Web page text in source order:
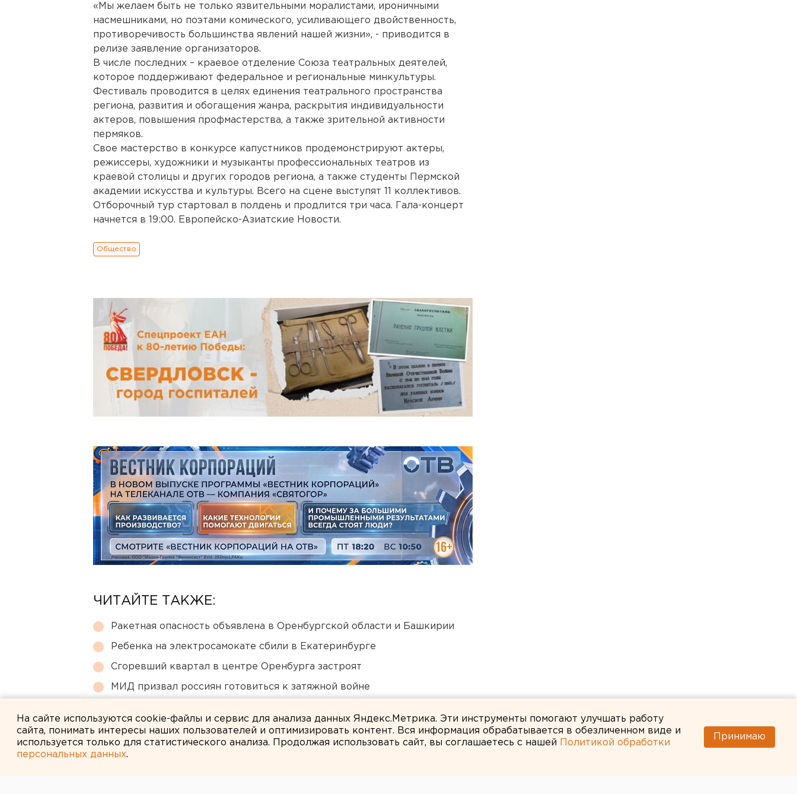
«Мы желаем быть не только язвительными моралистами, ироничными
насмешниками, но поэтами комического, усиливающего двойственность,
противоречивость большинства явлений нашей жизни», - приводится в
релизе заявление организаторов.
В числе последних – краевое отделение Союза театральных деятелей,
которое поддерживают федеральное и региональные минкультуры.
Фестиваль проводится в целях единения театрального пространства
региона, развития и обогащения жанра, раскрытия индивидуальности
актеров, повышения профмастерства, а также зрительной активности
пермяков.
Свое мастерство в конкурсе капустников продемонстрируют актеры,
режиссеры, художники и музыканты профессиональных театров из
краевой столицы и других городов региона, а также студенты Пермской
академии искусства и культуры. Всего на сцене выступят 11 коллективов.
Отборочный тур стартовал в полдень и продлится три часа. Гала-концерт
начнется в 19:00. Европейско-Азиатские Новости.
Общество
ЧИТАЙТЕ ТАКЖЕ:
Ракетная опасность объявлена в Оренбургской области и Башкирии
Ребенка на электросамокате сбили в Екатеринбурге
Сгоревший квартал в центре Оренбурга застроят
МИД призвал россиян готовиться к затяжной войне
На сайте используются cookie-файлы и сервис для анализа данных Яндекс.Метрика. Эти инструменты помогают улучшать работу
сайта, понимать интересы наших пользователей и оптимизировать контент. Вся информация обрабатывается в обезличенном виде и
используется только для статистического анализа. Продолжая использовать сайт, вы соглашаетесь с нашей
Политикой обработки
персональных данных.
Принимаю